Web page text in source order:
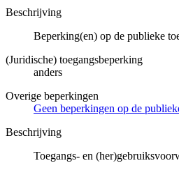
Beschrijving
Beperking(en) op de publieke
(Juridische) toegangsbeperking
anders
Overige beperkingen
Geen beperkingen op de
Beschrijving
Toegangs- en